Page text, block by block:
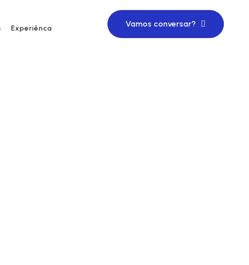
Experiênca Vamos conversar?